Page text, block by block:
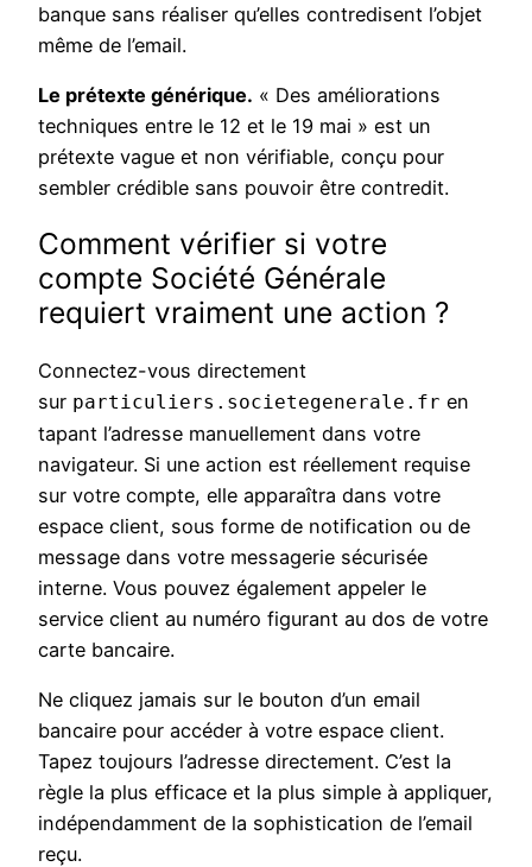
banque sans réaliser qu’elles contredisent l’objet
même de l’email.
Le prétexte générique. « Des améliorations
techniques entre le 12 et le 19 mai » est un
prétexte vague et non vérifiable, conçu pour
sembler crédible sans pouvoir être contredit.
Comment vérifier si votre
compte Société Générale
requiert vraiment une action ?
Connectez-vous directement
sur particuliers.societegenerale.fr en
tapant l’adresse manuellement dans votre
navigateur. Si une action est réellement requise
sur votre compte, elle apparaîtra dans votre
espace client, sous forme de notification ou de
message dans votre messagerie sécurisée
interne. Vous pouvez également appeler le
service client au numéro figurant au dos de votre
carte bancaire.
Ne cliquez jamais sur le bouton d’un email
bancaire pour accéder à votre espace client.
Tapez toujours l’adresse directement. C’est la
règle la plus efficace et la plus simple à appliquer,
indépendamment de la sophistication de l’email
reçu.